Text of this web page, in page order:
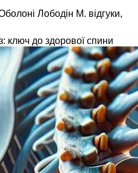
ключ до здорової спини